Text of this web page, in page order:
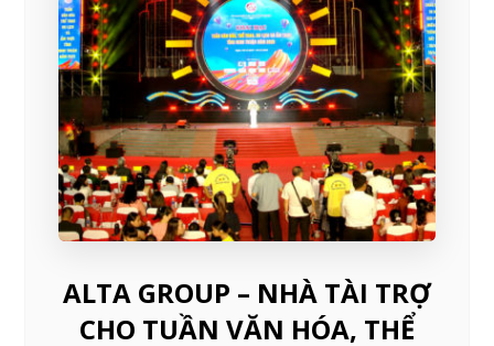
ALTA GROUP – NHÀ TÀI TRỢ
CHO TUẦN VĂN HÓA, THỂ